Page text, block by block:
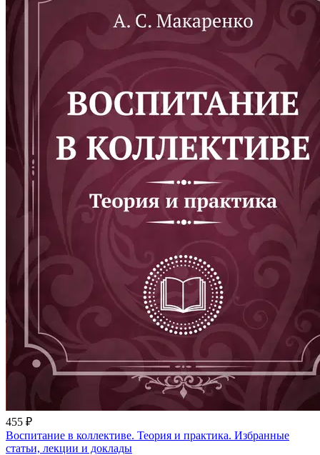
455 ₽
Воспитание в коллективе. Теория и практика. Избранные
статьи, лекции и доклады